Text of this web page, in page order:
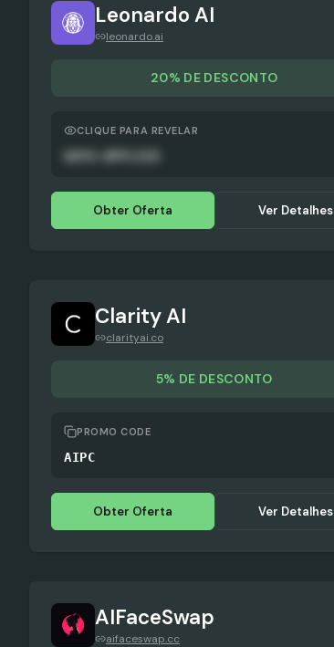
Leonardo AI
leonardo.ai
20% DE DESCONTO
CLIQUE PARA REVELAR
Obter Oferta Ver Detalhes
Clarity AI
clarityai.co
5% DE DESCONTO
PROMO CODE
AIPC
Obter Oferta Ver Detalhes
AIFaceSwap
aifaceswap.cc